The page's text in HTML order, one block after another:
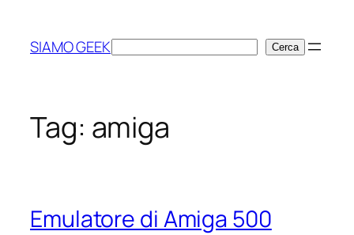
contenuto
SIAMO GEEKCerca Cerca
Tag: amiga
Emulatore di Amiga 500